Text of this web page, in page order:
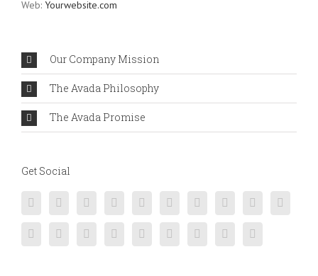
Web: Yourwebsite.com
Our Company Mission
The Avada Philosophy
The Avada Promise
Get Social